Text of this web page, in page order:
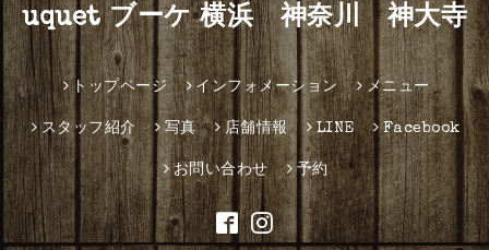
uquet ブーケ 横浜 神奈川 神大寺
トップページ インフォメーション メニュー
スタッフ紹介 写真 店舗情報 LINE Facebook
お問い合わせ 予約